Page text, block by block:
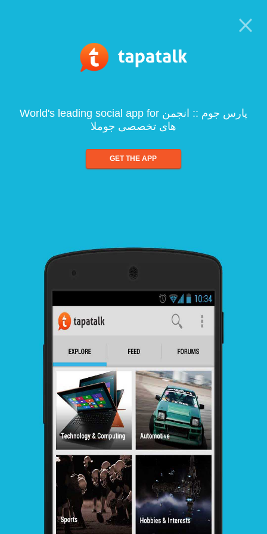
World's leading social app for پارس جوم :: انجمن
های تخصصی جوملا
GET THE APP